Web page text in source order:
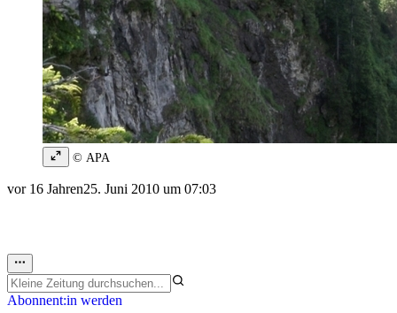
© APA
vor 16 Jahren25. Juni 2010 um 07:03
Abonnent:in werden